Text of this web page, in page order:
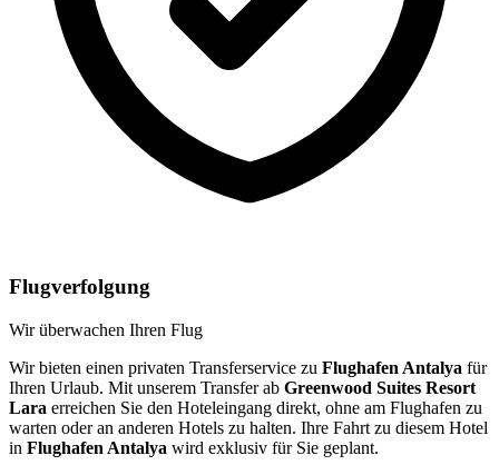
Flugverfolgung
Wir überwachen Ihren Flug
Wir bieten einen privaten Transferservice zu Flughafen Antalya für
Ihren Urlaub. Mit unserem Transfer ab Greenwood Suites Resort
Lara erreichen Sie den Hoteleingang direkt, ohne am Flughafen zu
warten oder an anderen Hotels zu halten. Ihre Fahrt zu diesem Hotel
in Flughafen Antalya wird exklusiv für Sie geplant.